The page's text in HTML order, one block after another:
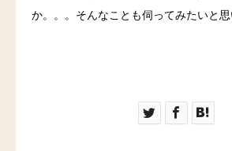
か。。。そんなことも伺ってみたいと思